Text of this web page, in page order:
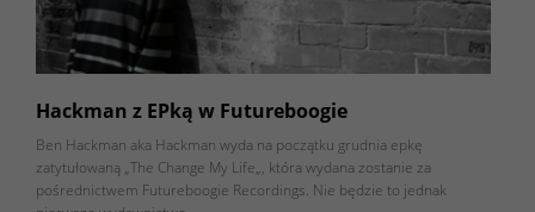
Hackman z EPką w Futureboogie
Ben Hackman aka Hackman wyda na początku grudnia epkę
zatytułowaną „The Change My Life„, która wydana zostanie za
pośrednictwem Futureboogie Recordings. Nie będzie to jednak